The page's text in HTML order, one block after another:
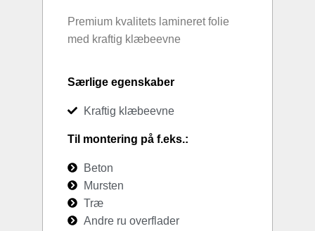
Premium kvalitets lamineret folie
med kraftig klæbeevne
Særlige egenskaber
Kraftig klæbeevne
Til montering på f.eks.:
Beton
Mursten
Træ
Andre ru overflader